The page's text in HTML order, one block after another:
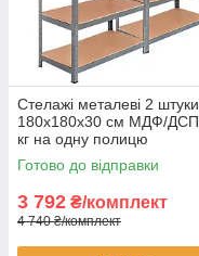
Стелажі металеві 2 штуки
180х180х30 см МДФ/
кг на одну полицю
оцинковані 10 полиць
комплект
Готово до відправки
3 792 ₴/комплект
4 740 ₴/комплект